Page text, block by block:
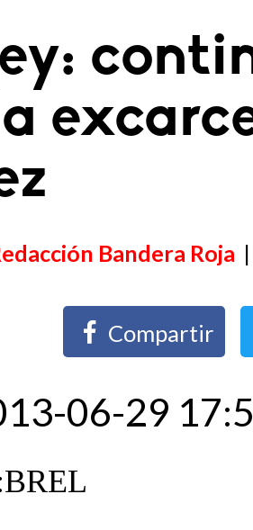
Bandera Roja
Compartir
06-29